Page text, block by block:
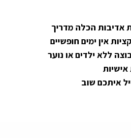
אדיבות הכלה מדריך
אין ימים חופשיים
ללא ילדים או נוער
איתכם שוב